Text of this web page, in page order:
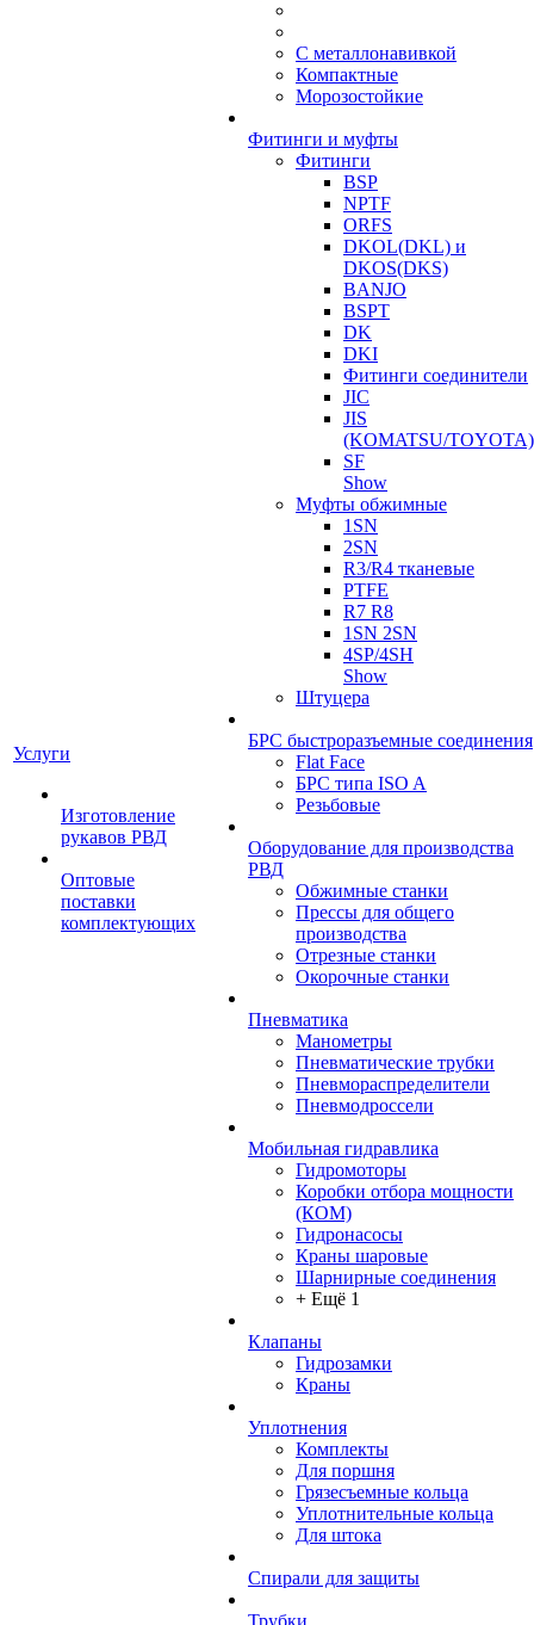
Услуги
Изготовление
рукавов РВД
Оптовые
поставки
комплектующих
С металлонавивкой
Компактные
Морозостойкие
Фитинги и муфты
Фитинги
BSP
NPTF
ORFS
DKOL(DKL) и
DKOS(DKS)
BANJO
BSPT
DK
DKI
Фитинги соединители
JIC
JIS
(KOMATSU/TOYOTA)
SF
Show
Муфты обжимные
1SN
2SN
R3/R4 тканевые
PTFE
R7 R8
1SN 2SN
4SP/4SH
Show
Штуцера
БРС быстроразъемные соединения
Flat Face
БРС типа ISO A
Резьбовые
Оборудование для производства
РВД
Обжимные станки
Прессы для общего
производства
Отрезные станки
Окорочные станки
Пневматика
Манометры
Пневматические трубки
Пневмораспределители
Пневмодроссели
Мобильная гидравлика
Гидромоторы
Коробки отбора мощности
(КОМ)
Гидронасосы
Краны шаровые
Шарнирные соединения
+ Ещё 1
Клапаны
Гидрозамки
Краны
Уплотнения
Комплекты
Для поршня
Грязесъемные кольца
Уплотнительные кольца
Для штока
Спирали для защиты
Трубки